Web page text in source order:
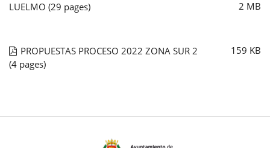
LUELMO
2 MB
(29 pages)
PROPUESTAS PROCESO 2022 ZONA SUR 2 159 KB
(4 pages)